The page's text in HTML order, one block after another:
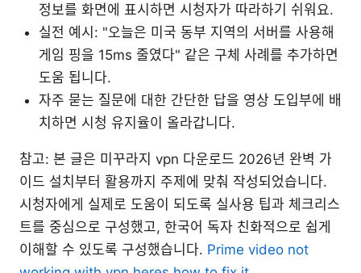
정보를 화면에 표시하면 시청자가 따라하기 쉬워요.
실전 예시: "오늘은 미국 동부 지역의 서버를 사용해
게임 핑을 15ms 줄였다" 같은 구체 사례를 추가하면
도움 됩니다.
자주 묻는 질문에 대한 간단한 답을 영상 도입부에 배
치하면 시청 유지율이 올라갑니다.
참고: 본 글은 미꾸라지 vpn 다운로드 2026년 완벽 가
이드 설치부터 활용까지 주제에 맞춰 작성되었습니다.
시청자에게 실제로 도움이 되도록 실사용 팁과 체크리스
트를 중심으로 구성했고, 한국어 독자 친화적으로 쉽게
이해할 수 있도록 구성했습니다. Prime video not